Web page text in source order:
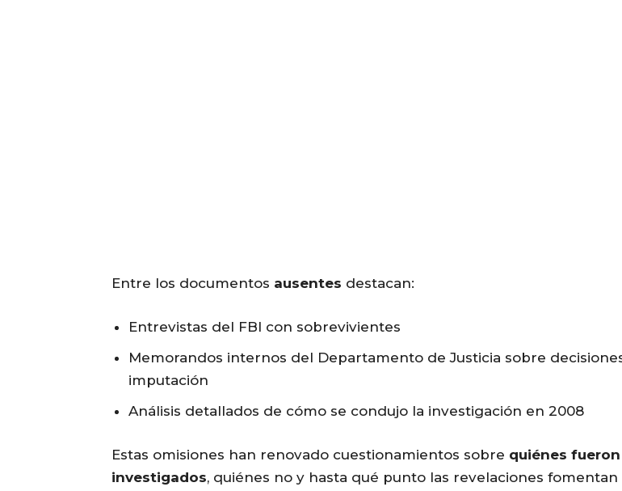
Entre los documentos ausentes destacan:
Entrevistas del FBI con sobrevivientes
Memorandos internos del Departamento de Justicia sobre
imputación
Análisis detallados de cómo se condujo la investigación en 2008
Estas omisiones han renovado cuestionamientos sobre quiénes fueron
investigados, quiénes no y hasta qué punto las revelaciones fomentan